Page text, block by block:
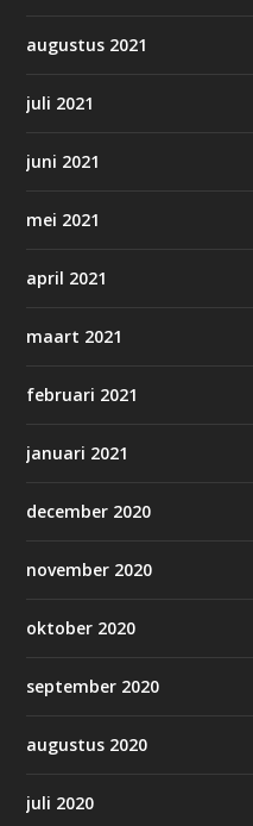
augustus 2021
juli 2021
juni 2021
mei 2021
april 2021
maart 2021
februari 2021
januari 2021
december 2020
november 2020
oktober 2020
september 2020
augustus 2020
juli 2020